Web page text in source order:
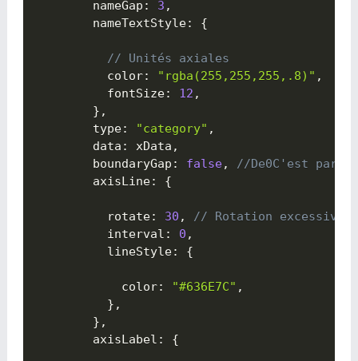
        nameGap
: 3 ,
        nameTextStyle
: {
// Unités axiales
          color
: "rgba(255,255,255,.8)" ,
          fontSize
: 12 ,
} ,
        type
: "category" ,
        data
: xData ,
        boundaryGap
: false,
//De0C'est parti.
        axisLine
: {
          rotate
: 30 ,
// Rotation excessive
          interval
: 0 ,
          lineStyle
: {
            color
: "#636E7C" ,
} ,
} ,
        axisLabel
: {